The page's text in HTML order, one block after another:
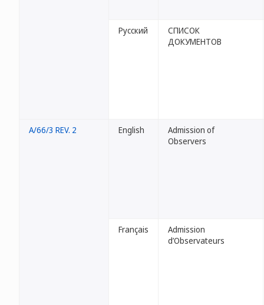
Русский
СПИСОК
ДОКУМЕНТОВ
A/66/3 REV. 2 English
Admission of
Observers
Français
Admission
d’Observateurs